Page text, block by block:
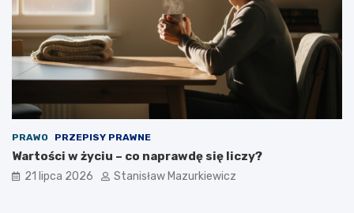
PRAWO PRZEPISY PRAWNE
Wartości w życiu – co naprawdę się liczy?
21 lipca 2026 Stanisław Mazurkiewicz